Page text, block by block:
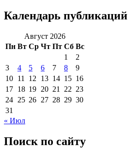
Календарь публикаций
Август 2026
Пн Вт Ср Чт Пт Сб Вс
1
2
3
4 5 6 7 8
9
10 11 12 13 14 15 16
17 18 19 20 21 22 23
24 25 26 27 28 29 30
31
« Июл
Поиск по сайту